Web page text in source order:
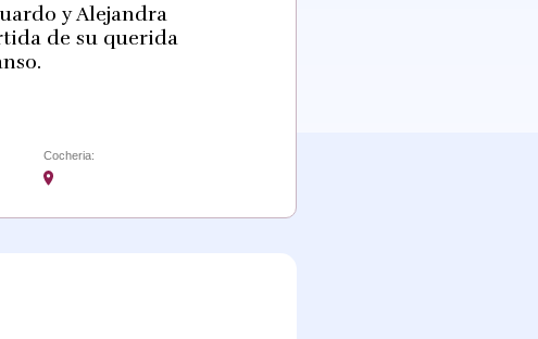
y Alejandra
de su querida
Cocheria: